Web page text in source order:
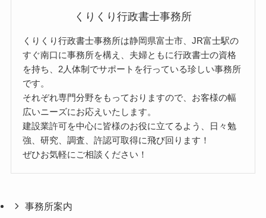
くりくり行政書士事務所
くりくり行政書士事務所は静岡県富士市、JR富士駅の
すぐ南口に事務所を構え、夫婦ともに行政書士の資格
を持ち、2人体制でサポートを行っている珍しい事務所
です。
それぞれ専門分野をもっておりますので、お客様の幅
広いニーズにお応えいたします。
建設業許可を中心に皆様のお役に立てるよう、日々勉
強、研究、調査、許認可取得に飛び回ります！
ぜひお気軽にご相談ください！
事務所案内